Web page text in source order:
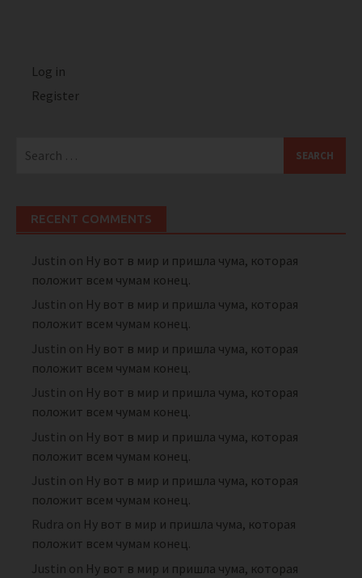
Log in
Register
for:
RECENT COMMENTS
Justin on Ну вот в мир и пришла чума, которая
положит всем чумам конец.
Justin on Ну вот в мир и пришла чума, которая
положит всем чумам конец.
Justin on Ну вот в мир и пришла чума, которая
положит всем чумам конец.
Justin on Ну вот в мир и пришла чума, которая
положит всем чумам конец.
Justin on Ну вот в мир и пришла чума, которая
положит всем чумам конец.
Justin on Ну вот в мир и пришла чума, которая
положит всем чумам конец.
Rudra on Ну вот в мир и пришла чума, которая
положит всем чумам конец.
Justin on Ну вот в мир и пришла чума, которая